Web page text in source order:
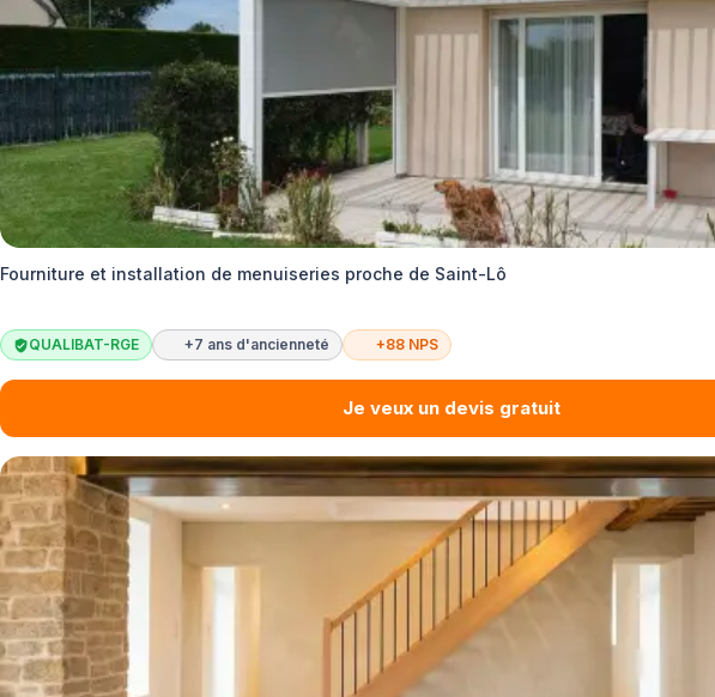
Fourniture et installation de menuiseries proche de Saint-Lô
QUALIBAT-RGE +7 ans d'ancienneté +88 NPS
Je veux un devis gratuit